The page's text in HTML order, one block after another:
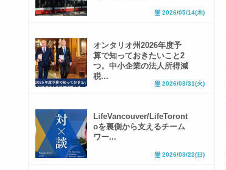
2026/05/14(木)
オンタリオ州2026年度予
算で知っておきたいこと2
つ。中小企業の法人所得減
税...
2026/03/31(火)
LifeVancouver/LifeToront
oを裏側から支えるチーム
ワー...
2026/03/22(日)